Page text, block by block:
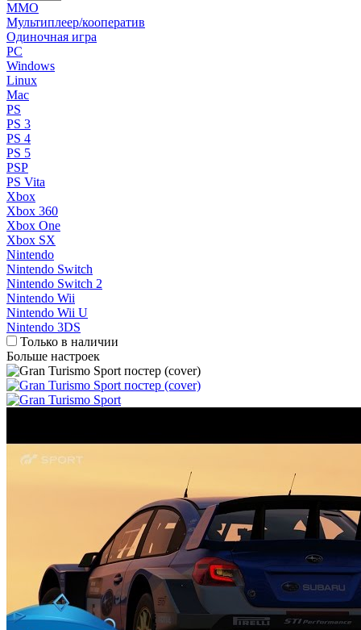
MMO
Мультиплеер/кооператив
Одиночная игра
PC
Windows
Linux
Mac
PS
PS 3
PS 4
PS 5
PSP
PS Vita
Xbox
Xbox 360
Xbox One
Xbox SX
Nintendo
Nintendo Switch
Nintendo Switch 2
Nintendo Wii
Nintendo Wii U
Nintendo 3DS
Только в наличии
Больше настроек